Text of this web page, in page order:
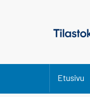
Etusivu